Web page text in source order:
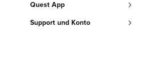
Quest App
Support und Konto